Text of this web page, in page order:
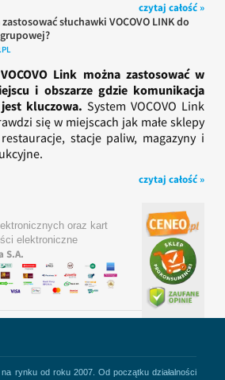
czytaj całość »
słuchawki VOCOVO LINK do
Link można zastosować w
i obszarze gdzie komunikacja
jest kluczowa. System VOCOVO Link
się w miejscach jak małe sklepy
stacje paliw, magazyny i
czytaj całość »
oraz kart
elektroniczne
S.A.
rynku od roku 2007. Od początku działalności